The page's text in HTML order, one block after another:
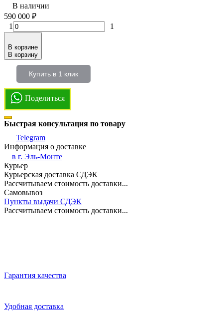
В наличии
590 000 ₽
1
1
В корзине
В корзину
Купить в 1 клик
Поделиться
Быстрая консультация по товару
Telegram
Информация о доставке
в г. Эль-Монте
Курьер
Курьерская доставка СДЭК
Рассчитываем стоимость доставки...
Самовывоз
Пункты выдачи СДЭК
Рассчитываем стоимость доставки...
Гарантия качества
Удобная доставка